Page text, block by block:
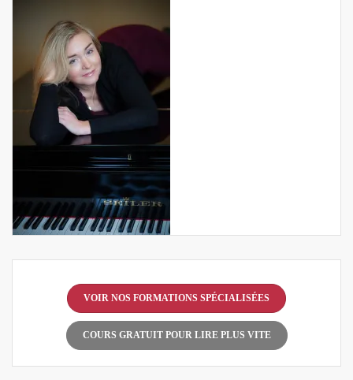
VOIR NOS FORMATIONS SPÉCIALISÉES
COURS GRATUIT POUR LIRE PLUS VITE